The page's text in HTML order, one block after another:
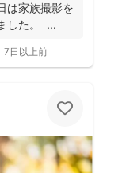
は家族撮影を
した。 ...
7日以上前